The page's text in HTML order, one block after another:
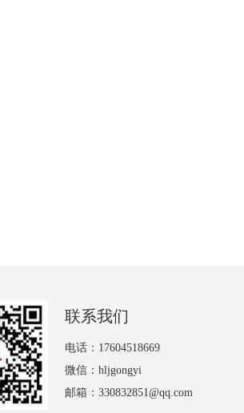
联系我们
电话：17604518669
微信：hljgongyi
邮箱：330832851@qq.com